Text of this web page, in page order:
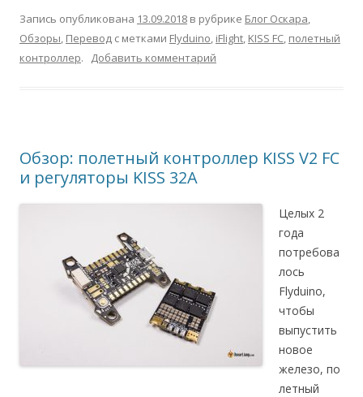
Запись опубликована 13.09.2018 в рубрике Блог Оскара,
Обзоры, Перевод с метками Flyduino, iFlight, KISS FC, полетный
контроллер. Добавить комментарий
Обзор: полетный контроллер KISS V2 FC
и регуляторы KISS 32A
Целых 2
года
потребова
лось
Flyduino,
чтобы
выпустить
новое
железо, по
летный